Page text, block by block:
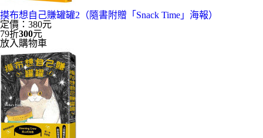
摸布想自己賺罐罐2（隨書附贈「Snack Time」海報）
定價：380元
79折300元
放入購物車